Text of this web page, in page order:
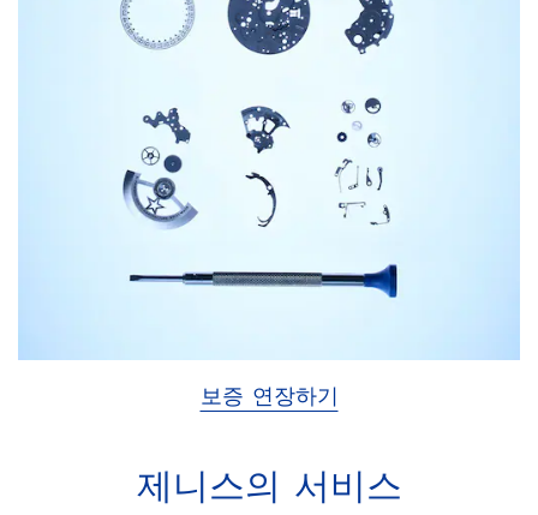
보증 연장하기
제니스의 서비스